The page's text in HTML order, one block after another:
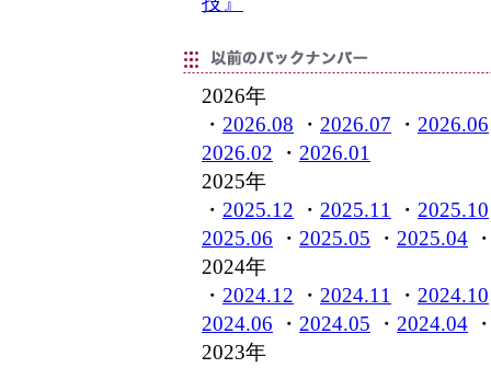
2026年
・ 2026.08 ・ 2026.07 ・ 2026.06
2026.02 ・ 2026.01
2025年
・ 2025.12 ・ 2025.11 ・ 2025.10
2025.06 ・ 2025.05 ・ 2025.04
2024年
・ 2024.12 ・ 2024.11 ・ 2024.10
2024.06 ・ 2024.05 ・ 2024.04
2023年